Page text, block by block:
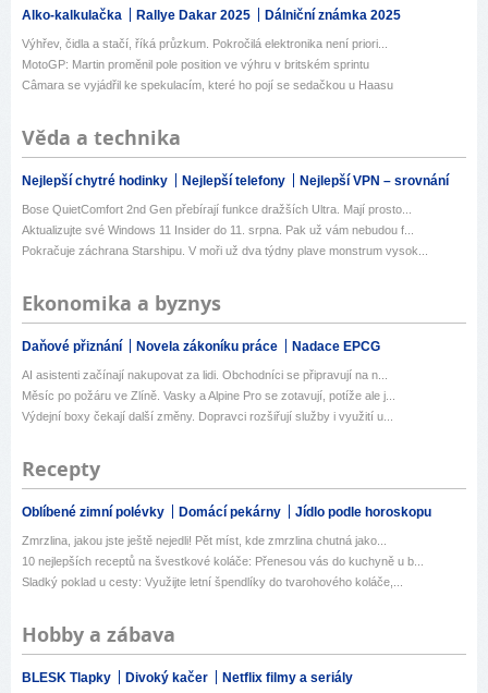
Alko-kalkulačka Rallye Dakar 2025 Dálniční známka 2025
Výhřev, čidla a stačí, říká průzkum. Pokročilá elektronika není priori...
MotoGP: Martin proměnil pole position ve výhru v britském sprintu
Câmara se vyjádřil ke spekulacím, které ho pojí se sedačkou u Haasu
Věda a technika
Nejlepší chytré hodinky Nejlepší telefony Nejlepší VPN – srovnání
Bose QuietComfort 2nd Gen přebírají funkce dražších Ultra. Mají prosto...
Aktualizujte své Windows 11 Insider do 11. srpna. Pak už vám nebudou f...
Pokračuje záchrana Starshipu. V moři už dva týdny plave monstrum vysok...
Ekonomika a byznys
Daňové přiznání Novela zákoníku práce Nadace EPCG
AI asistenti začínají nakupovat za lidi. Obchodníci se připravují na n...
Měsíc po požáru ve Zlíně. Vasky a Alpine Pro se zotavují, potíže ale j...
Výdejní boxy čekají další změny. Dopravci rozšiřují služby i využití u...
Recepty
Oblíbené zimní polévky Domácí pekárny Jídlo podle horoskopu
Zmrzlina, jakou jste ještě nejedli! Pět míst, kde zmrzlina chutná jako...
10 nejlepších receptů na švestkové koláče: Přenesou vás do kuchyně u b...
Sladký poklad u cesty: Využijte letní špendlíky do tvarohového koláče,...
Hobby a zábava
BLESK Tlapky Divoký kačer Netflix filmy a seriály